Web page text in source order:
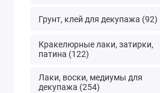
Грунт, клей для декупажа (92)
Кракелюрные лаки, затирки,
патина (122)
Лаки, воски, медиумы для
декупажа (254)